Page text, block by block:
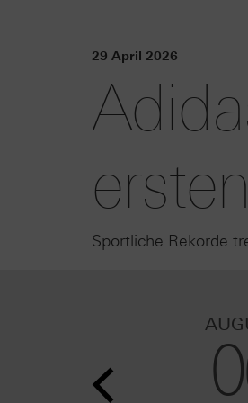
29 April 2026
Sportliche Rekorde